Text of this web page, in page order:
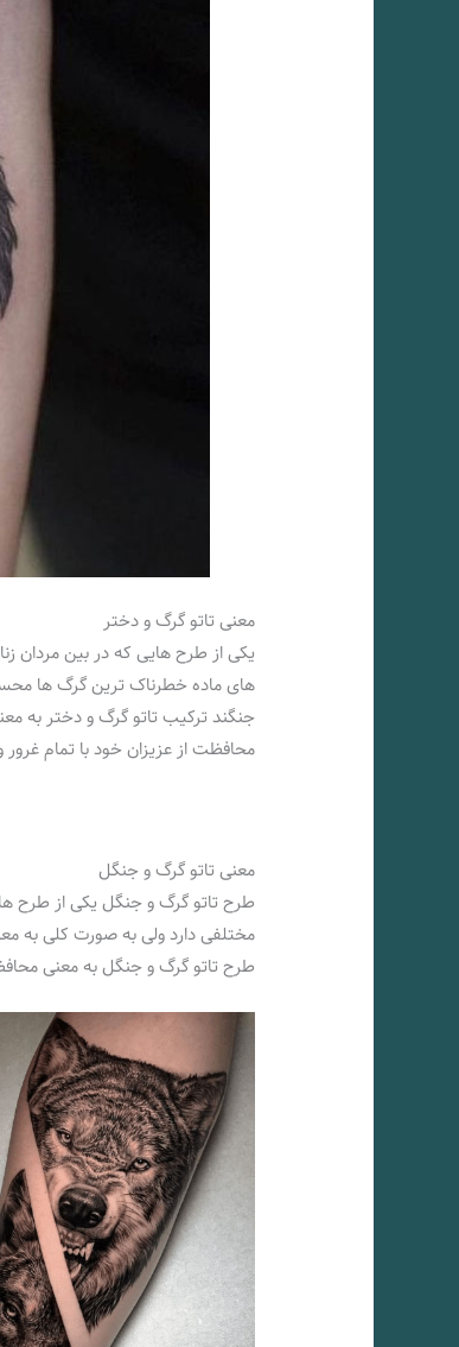
معنی تاتو گرگ و دختر
یکی از طرح هایی که در بین
های ماده خطرناک ترین گرگ ها
جنگند ترکیب تاتو گرگ و دختر به
محافظت از عزیزان خود با تمام
معنی تاتو گرگ و جنگل
طرح تاتو گرگ و جنگل یکی از طرح
مختلفی دارد ولی به صورت کلی به
طرح تاتو گرگ و جنگل به معنی